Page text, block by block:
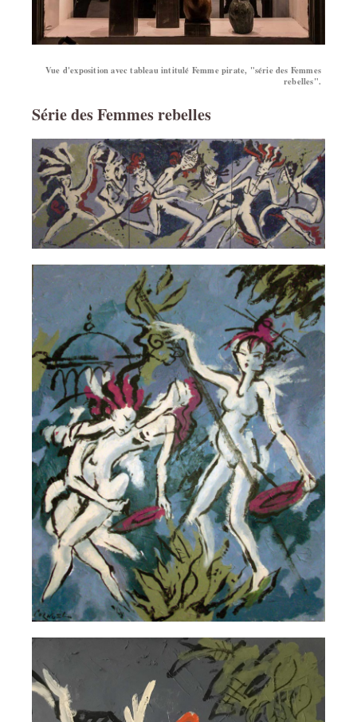
Vue d'exposition avec tableau intitulé Femme pirate, "série des Femmes
rebelles".
Série des Femmes rebelles